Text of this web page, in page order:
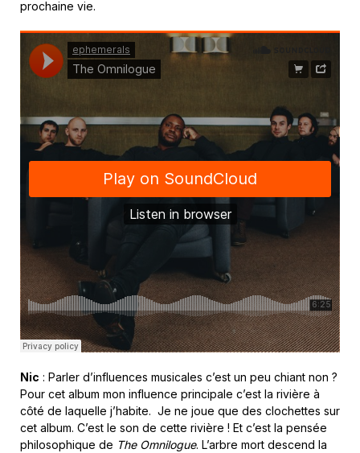
prochaine vie.
Nic : Parler d’influences musicales c’est un peu chiant non ?
Pour cet album mon influence principale c’est la rivière à
côté de laquelle j’habite. Je ne joue que des clochettes sur
cet album. C’est le son de cette rivière ! Et c’est la pensée
philosophique de The Omnilogue. L’arbre mort descend la